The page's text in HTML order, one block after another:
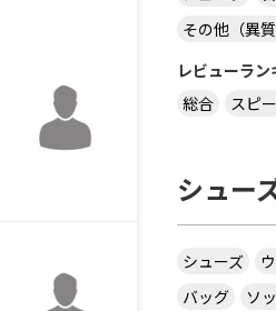
その他（異質
レビューラ
総合
スピ
シュー
シューズ
バッグ
ソ